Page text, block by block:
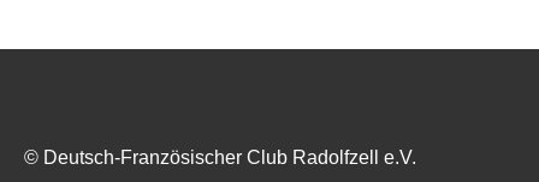
© Deutsch-Französischer Club Radolfzell e.V.